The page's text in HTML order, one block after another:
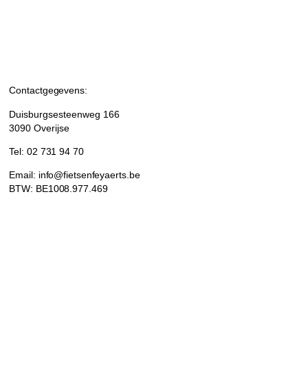
Contactgegevens:
Duisburgsesteenweg 166
3090 Overijse
Tel: 02 731 94 70
Email: info@fietsenfeyaerts.be
BTW: BE1008.977.469